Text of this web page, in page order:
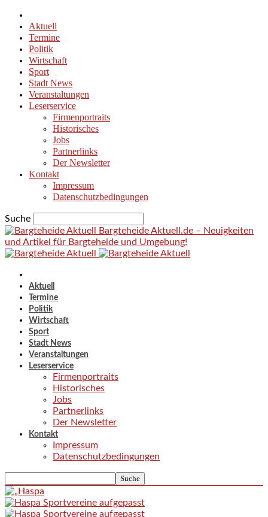
Aktuell
Termine
Politik
Wirtschaft
Sport
Stadt News
Veranstaltungen
Leserservice
Firmenportraits
Historisches
Jobs
Partnerlinks
Der Newsletter
Kontakt
Impressum
Datenschutzbedingungen
Suche
Bargteheide Aktuell.de – Neuigkeiten
und Artikel für Bargteheide und Umgebung!
Aktuell
Termine
Politik
Wirtschaft
Sport
Stadt News
Veranstaltungen
Leserservice
Firmenportraits
Historisches
Jobs
Partnerlinks
Der Newsletter
Kontakt
Impressum
Datenschutzbedingungen